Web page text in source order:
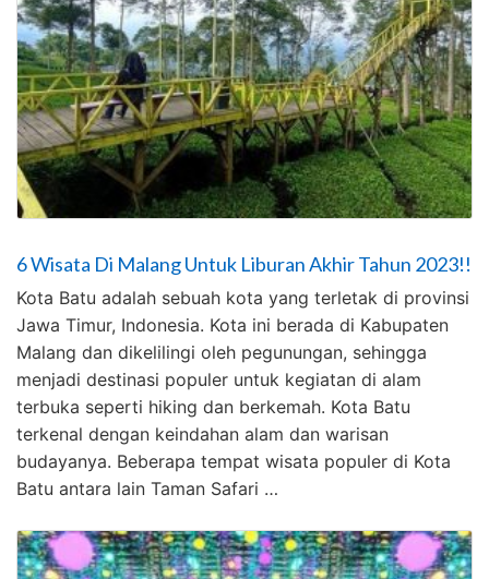
6 Wisata Di Malang Untuk Liburan Akhir Tahun 2023!!
Kota Batu adalah sebuah kota yang terletak di provinsi
Jawa Timur, Indonesia. Kota ini berada di Kabupaten
Malang dan dikelilingi oleh pegunungan, sehingga
menjadi destinasi populer untuk kegiatan di alam
terbuka seperti hiking dan berkemah. Kota Batu
terkenal dengan keindahan alam dan warisan
budayanya. Beberapa tempat wisata populer di Kota
Batu antara lain Taman Safari …